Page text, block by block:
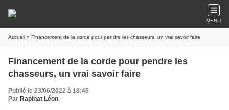
MENU
Accueil » Financement de la corde pour pendre les chasseurs, un vrai savoir faire
Financement de la corde pour pendre les
chasseurs, un vrai savoir faire
Publié le 23/06/2022 à 18:45
Par Rapinat Léon